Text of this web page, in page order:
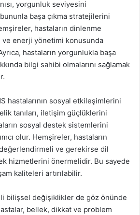
yorgunluk seviyesini
başa çıkma stratejilerini
hastaların dinlenme
ve enerji yönetimi konusunda
hastaların yorgunlukla başa
bilgi sahibi olmalarını sağlamak
hastalarının sosyal etkileşimlerini
tanıları, iletişim güçlüklerini
sosyal destek sistemlerini
olur. Hemşireler, hastaların
ve gerekirse dil
hizmetlerini önermelidir. Bu sayede
kaliteleri artırılabilir.
bilişsel değişiklikler de göz önünde
bellek, dikkat ve problem